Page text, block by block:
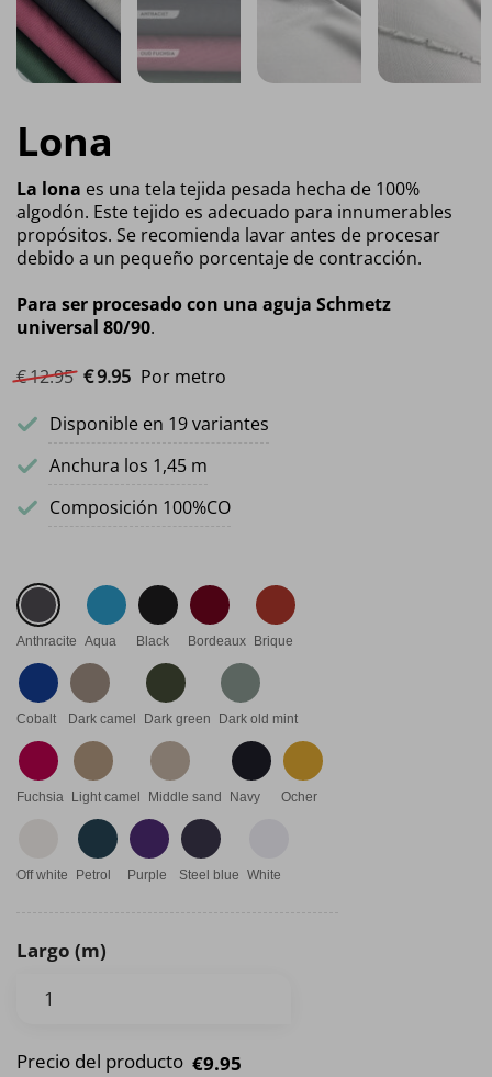
Lona
La lona es una tela tejida pesada hecha de 100%
algodón. Este tejido es adecuado para innumerables
propósitos. Se recomienda lavar antes de procesar
debido a un pequeño porcentaje de contracción.
Para ser procesado con una aguja Schmetz
universal 80/90.
€12.95 El precio original era: €12.95.
€9.95El precio actual es: €9.95.
Por metro
Disponible en 19 variantes
Anchura los 1,45 m
Composición 100%CO
Anthracite Aqua Black Bordeaux Brique
Cobalt Dark camel Dark green Dark old mint
Fuchsia Light camel Middle sand Navy Ocher
Off white Petrol Purple Steel blue White
Largo (m)
Precio del producto €9.95